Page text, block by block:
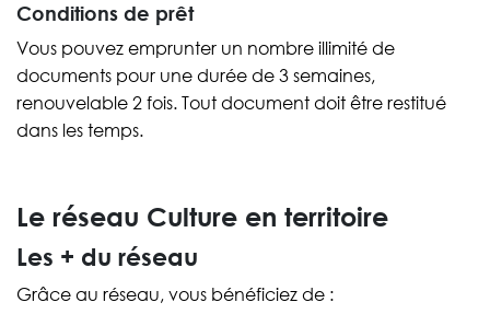
Conditions de prêt
Vous pouvez emprunter un nombre illimité de
documents pour une durée de 3 semaines,
renouvelable 2 fois. Tout document doit être restitué
dans les temps.
Le réseau Culture en territoire
Les + du réseau
Grâce au réseau, vous bénéficiez de :